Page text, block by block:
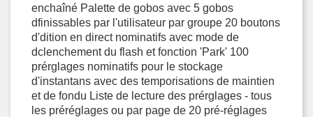
enchaîné Palette de gobos avec 5 gobos
dfinissables par l'utilisateur par groupe 20 boutons
d'dition en direct nominatifs avec mode de
dclenchement du flash et fonction 'Park' 100
prérglages nominatifs pour le stockage
d'instantans avec des temporisations de maintien
et de fondu Liste de lecture des prérglages - tous
les préréglages ou par page de 20 pré-réglages